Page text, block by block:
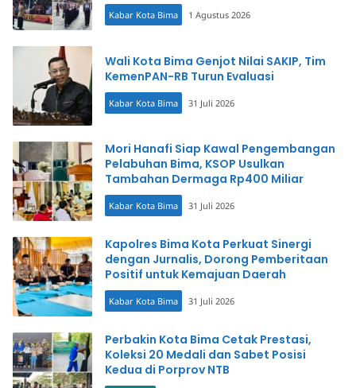
Kabar Kota Bima 1 Agustus 2026
Wali Kota Bima Genjot Nilai SAKIP, Tim
KemenPAN-RB Turun Evaluasi
Kabar Kota Bima 31 Juli 2026
Mori Hanafi Siap Kawal Pengembangan
Pelabuhan Bima, KSOP Usulkan
Tambahan Dermaga Rp400 Miliar
Kabar Kota Bima 31 Juli 2026
Kapolres Bima Kota Perkuat Sinergi
dengan Jurnalis, Dorong Pemberitaan
Positif untuk Kemajuan Daerah
Kabar Kota Bima 31 Juli 2026
Perbakin Kota Bima Cetak Prestasi,
Koleksi 20 Medali dan Sabet Posisi
Kedua di Porprov NTB